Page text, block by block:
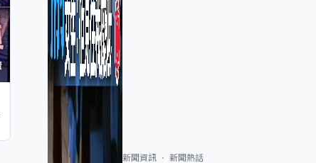
新聞資訊 新聞熱話